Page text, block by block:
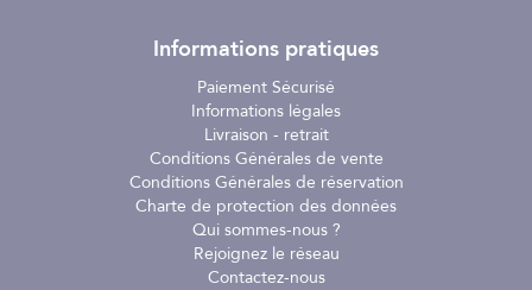
Informations pratiques
Paiement Sécurisé
Informations légales
Livraison - retrait
Conditions Générales de vente
Conditions Générales de réservation
Charte de protection des données
Qui sommes-nous ?
Rejoignez le réseau
Contactez-nous